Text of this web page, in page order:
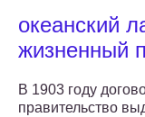
океанский
жизненный
В 1903 году
правительство